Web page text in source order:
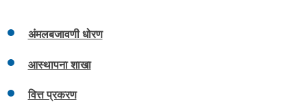
अंमलबजावणी धोरण
आस्थापना शाखा
वित्त प्रकरण